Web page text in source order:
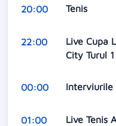
20:00 Tenis
22:00
Live Cupa
City Turul 1
00:00 Interviurile
01:00 Live Tenis